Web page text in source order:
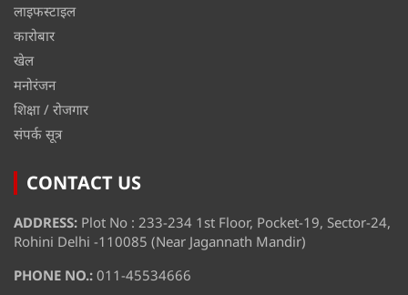
लाइफस्टाइल
कारोबार
खेल
मनोरंजन
शिक्षा / रोजगार
संपर्क सूत्र
CONTACT US
ADDRESS: Plot No : 233-234 1st Floor, Pocket-19, Sector-24,
Rohini Delhi -110085 (Near Jagannath Mandir)
PHONE NO.: 011-45534666